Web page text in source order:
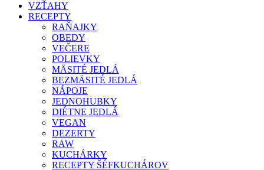
VZŤAHY
RECEPTY
RAŇAJKY
OBEDY
VEČERE
POLIEVKY
MÄSITÉ JEDLÁ
BEZMÄSITÉ JEDLÁ
NÁPOJE
JEDNOHUBKY
DIÉTNE JEDLÁ
VEGAN
DEZERTY
RAW
KUCHÁRKY
RECEPTY ŠÉFKUCHÁROV